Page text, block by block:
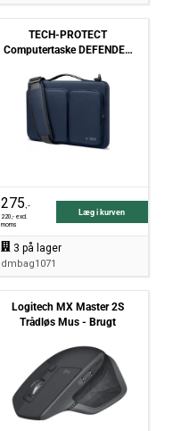
TECH-PROTECT
Computertaske DEFENDER
Navy Blue
275,-
220,- excl.
moms
Læg i kurven
3 på lager
dmbag1071
Logitech MX Master 2S
Trådløs Mus - Brugt